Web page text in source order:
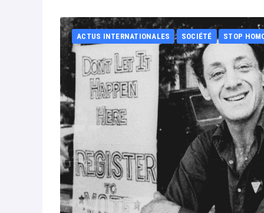
ACTUS INTERNATIONALES SOCIÉTÉ STOP